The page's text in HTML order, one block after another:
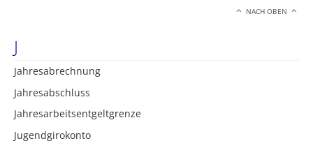
NACH OBEN
J
Jahresabrechnung
Jahresabschluss
Jahresarbeitsentgeltgrenze
Jugendgirokonto